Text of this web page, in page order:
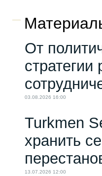
От
стратегии
03.08.2026 16:00
Turkmen
хранить
13.07.2026 12:00